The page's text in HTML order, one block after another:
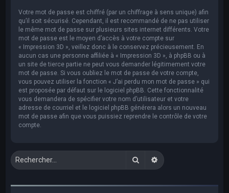
Votre mot de passe est chiffré (par un chiffrage à sens unique) afin
qu’il soit sécurisé. Cependant, il est recommandé de ne pas utiliser
le même mot de passe sur plusieurs sites internet différents. Votre
mot de passe est le moyen d’accès à votre compte sur
« Impression 3D », veillez donc à le conservez précieusement. En
aucun cas une personne affiliée à « Impression 3D », à phpBB ou à
un site de tierce partie ne peut vous demander légitimement votre
mot de passe. Si vous oubliez le mot de passe de votre compte,
vous pouvez utiliser la fonction « J’ai perdu mon mot de passe » qui
est proposée par défaut sur le logiciel phpBB. Cette fonctionnalité
vous demandera de spécifier votre nom d’utilisateur et votre
adresse de courriel et le logiciel phpBB générera alors un nouveau
mot de passe afin que vous puissiez reprendre le contrôle de votre
compte.
RechercherRecherche avancée